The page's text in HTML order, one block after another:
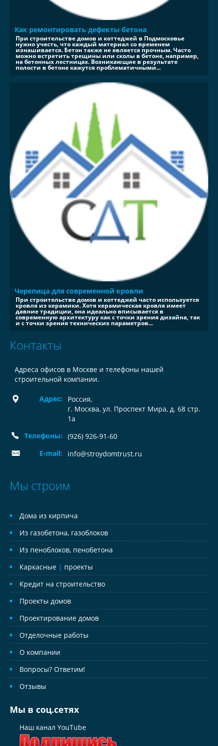
Как ремонтировать дефекты бетона
При строительстве домов и коттеджей в Подмосковье
нужно учесть, что каждый материал со временем
изнашивается. Бетон также не является прочным. Часто
можно встретить трещины или сколы в бетоне, например,
на бетонных лестницах. Возникающие в результате
полости в бетоне кажутся проблематичными...
Черепица для современной кровли
При строительстве домов и коттеджей часто используется
кровля из керамики. Хотя керамическая кровля имеет
давние традиции, она идеально вписывается в
современную архитектуру как с точки зрения дизайна, так
и с точки зрения технических параметров...
Контакты
Адреса офисов в Москве и телефоны нашей
строительной компании.
Адрес: Россия,
г. Москва, ул. Проспект Мира, д. 68 стр.
1а
Телефоны:
(926) 926-91-60
E-mail:
info@stroydomtrust.ru
Мы строим
Дома из кирпича
Из газобетона, газоблоков
Из пеноблоков, пенобетона
Каркасные | проекты
Кредит на строительство
Проекты домов
Проектирование домов
Отделочные работы
О компании
Вопросы? Ответим!
Отзывы
Мы в соц.сетях
Наш канал YouTube